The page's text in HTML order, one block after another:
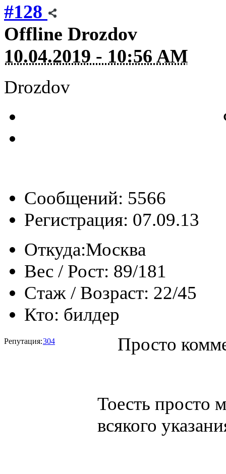
#128
Offline Drozdov
10.04.2019 - 10:56 AM
Drozdov
Сообщений: 5566
Регистрация: 07.09.13
Откуда:Москва
Вес / Рост: 89/181
Стаж / Возраст: 22/45
Кто: билдер
Репутация:304 Просто
Тоесть просто
всякого